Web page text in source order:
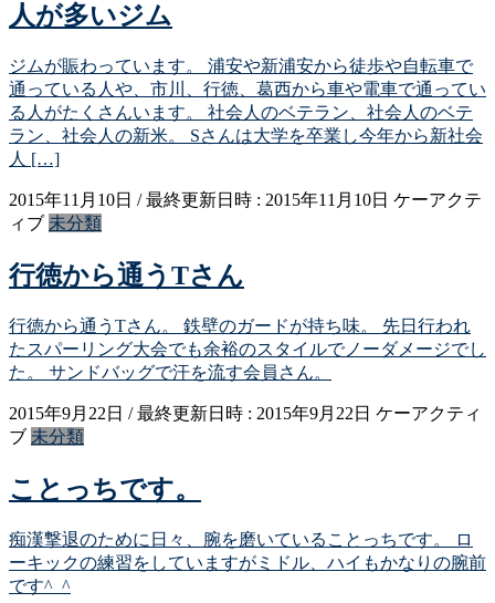
人が多いジム
ジムが賑わっています。 浦安や新浦安から徒歩や自転車で
通っている人や、市川、行徳、葛西から車や電車で通ってい
る人がたくさんいます。 社会人のベテラン、社会人のベテ
ラン、社会人の新米。 Sさんは大学を卒業し今年から新社会
人 […]
2015年11月10日 / 最終更新日時 : 2015年11月10日 ケーアクテ
ィブ 未分類
行徳から通うTさん
行徳から通うTさん。 鉄壁のガードが持ち味。 先日行われ
たスパーリング大会でも余裕のスタイルでノーダメージでし
た。 サンドバッグで汗を流す会員さん。
2015年9月22日 / 最終更新日時 : 2015年9月22日 ケーアクティ
ブ 未分類
ことっちです。
痴漢撃退のために日々、腕を磨いていることっちです。 ロ
ーキックの練習をしていますがミドル、ハイもかなりの腕前
です^_^